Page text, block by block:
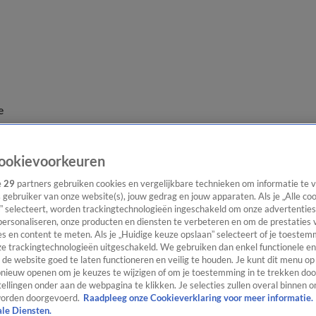
29 partners gebruiken cookies en vergelijkbare technieken om informatie te
gebruiker van onze website(s), jouw gedrag en jouw apparaten. Als je „Alle
selecteert, worden trackingtechnologieën ingeschakeld om onze
onze producten en diensten te verbeteren en om de prestaties
en content te meten. Als je „Huidige keuze opslaan” selecteert of je
trackingtechnologieën uitgeschakeld. We gebruiken dan enkel functionele
de website goed te laten functioneren en veilig te houden. Je kunt dit menu
openen om je keuzes te wijzigen of om je toestemming in te trekken
onder aan de webpagina te klikken. Je selecties zullen overal binnen
doorgevoerd. Raadpleeg onze Cookieverklaring voor meer informatie.
Diensten.